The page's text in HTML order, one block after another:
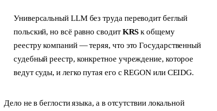
Универсальный LLM без труда переводит беглый
польский, но всё равно сводитKRS к общему
реестру компаний — теряя, что это Государственный
судебный реестр, конкретное учреждение, которое
ведут суды, и легко путая его с REGON или CEIDG.
Дело не в беглости языка, а в отсутствии локальной